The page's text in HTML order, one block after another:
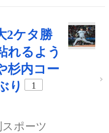
2ケタ勝
れるよう
杉内コー
り
1
スポーツ